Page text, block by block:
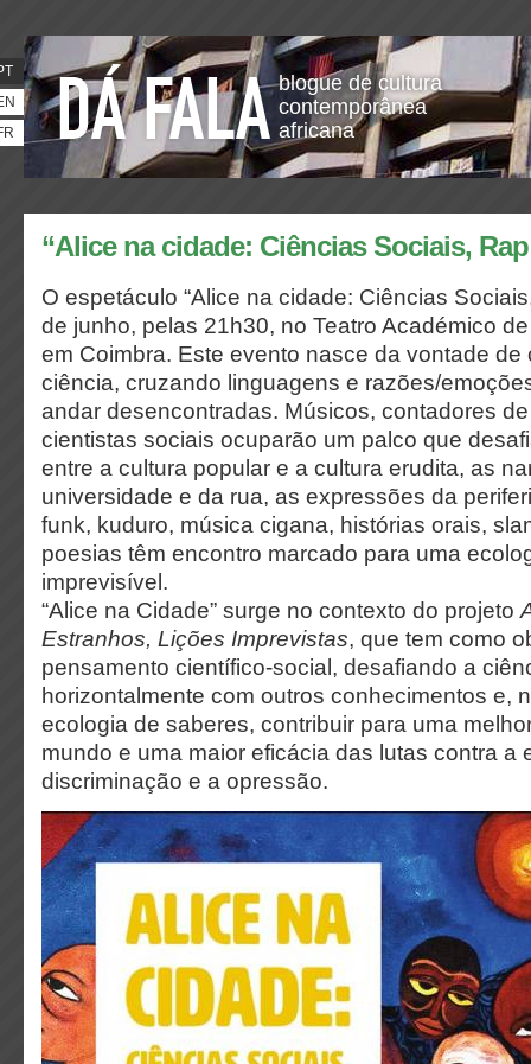
blogue de cultura
contemporânea
africana
“Alice na cidade: Ciências Sociais,
O espetáculo “Alice na cidade: Ciências
de junho, pelas 21h30, no Teatro Académico
em Coimbra. Este evento nasce da vontade de
ciência, cruzando linguagens e razões/
andar desencontradas. Músicos, contadores
cientistas sociais ocuparão um palco que
entre a cultura popular e a cultura erudita, as
universidade e da rua, as expressões da
funk, kuduro, música cigana, histórias orais,
poesias têm encontro marcado para uma
imprevisível.
“Alice na Cidade” surge no contexto do projeto
Estranhos, Lições Imprevistas, que tem como
pensamento científico-social, desafiando a
horizontalmente com outros conhecimentos e,
ecologia de saberes, contribuir para uma
mundo e uma maior eficácia das lutas contra a
discriminação e a opressão.